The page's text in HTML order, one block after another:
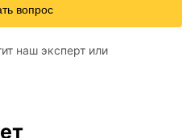
вопрос
наш эксперт или